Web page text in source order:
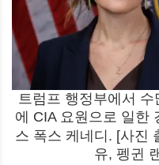
트럼프 행정부에서
에 CIA 요원으로 일한
스 폭스 케네디. [사진
유, 펭귄